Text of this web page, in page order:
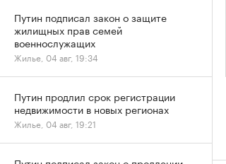
Путин подписал закон о защите
жилищных прав семей
военнослужащих
Жилье, 04 авг, 19:34
Путин продлил срок регистрации
недвижимости в новых регионах
Жилье, 04 авг, 19:21